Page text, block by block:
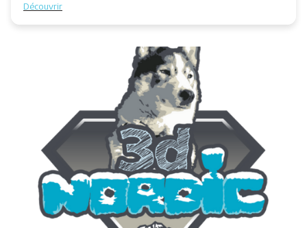
Découvrir